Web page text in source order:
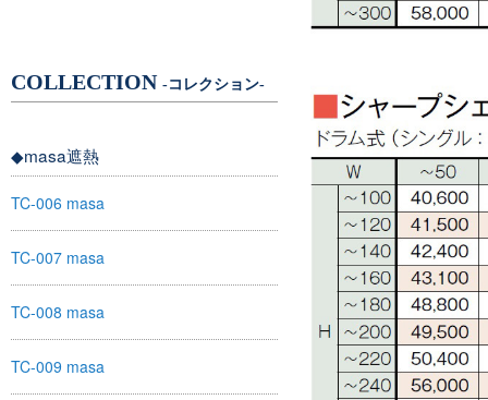
COLLECTION -コレクション-
◆masa遮熱
TC-006 masa
TC-007 masa
TC-008 masa
TC-009 masa